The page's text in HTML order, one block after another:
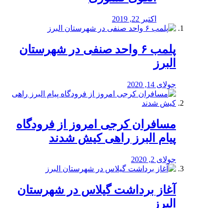
اکتبر 22, 2019
پلمب ۶ واحد صنفی در شهرستان
البرز
جولای 14, 2020
مسافران کرجی امروز از فرودگاه
پیام البرز راهی کیش شدند
جولای 2, 2020
آغاز برداشت گیلاس در شهرستان
البرز